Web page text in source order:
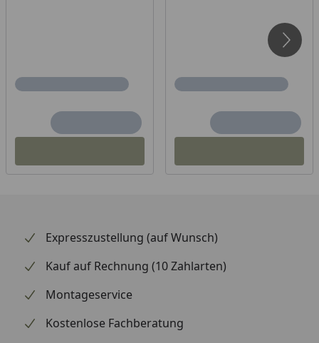
Expresszustellung (auf Wunsch)
Kauf auf Rechnung (10 Zahlarten)
Montageservice
Kostenlose Fachberatung